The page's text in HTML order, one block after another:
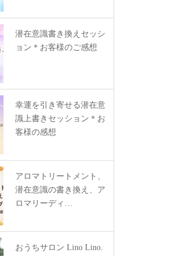
潜在意識書き換えセッシ
ョン＊お客様のご感想
幸運を引き寄せる潜在意
識上書きセッション＊お
客様の感想
アロマトリートメント、
潜在意識の書き換え、ア
ロマリーディ…
おうちサロン Lino Lino.